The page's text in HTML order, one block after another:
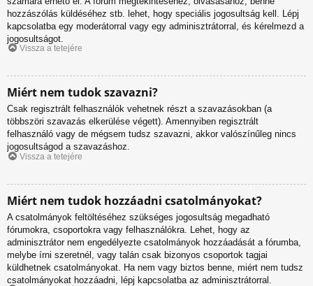
hozzászólás küldéséhez stb. lehet, hogy speciális jogosultság kell. Lépj
kapcsolatba egy moderátorral vagy egy adminisztrátorral, és kérelmezd a
jogosultságot.
Vissza a tetejére
Miért nem tudok szavazni?
Csak regisztrált felhasználók vehetnek részt a szavazásokban (a
többszöri szavazás elkerülése végett). Amennyiben regisztrált
felhasználó vagy de mégsem tudsz szavazni, akkor valószínűleg nincs
jogosultságod a szavazáshoz.
Vissza a tetejére
Miért nem tudok hozzáadni csatolmányokat?
A csatolmányok feltöltéséhez szükséges jogosultság megadható
fórumokra, csoportokra vagy felhasználókra. Lehet, hogy az
adminisztrátor nem engedélyezte csatolmányok hozzáadását a fórumba,
melybe írni szeretnél, vagy talán csak bizonyos csoportok tagjai
küldhetnek csatolmányokat. Ha nem vagy biztos benne, miért nem tudsz
csatolmányokat hozzáadni, lépj kapcsolatba az adminisztrátorral.